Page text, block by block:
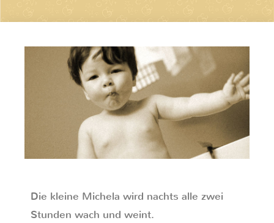
Die kleine Michela wird nachts alle zwei
Stunden wach und weint.